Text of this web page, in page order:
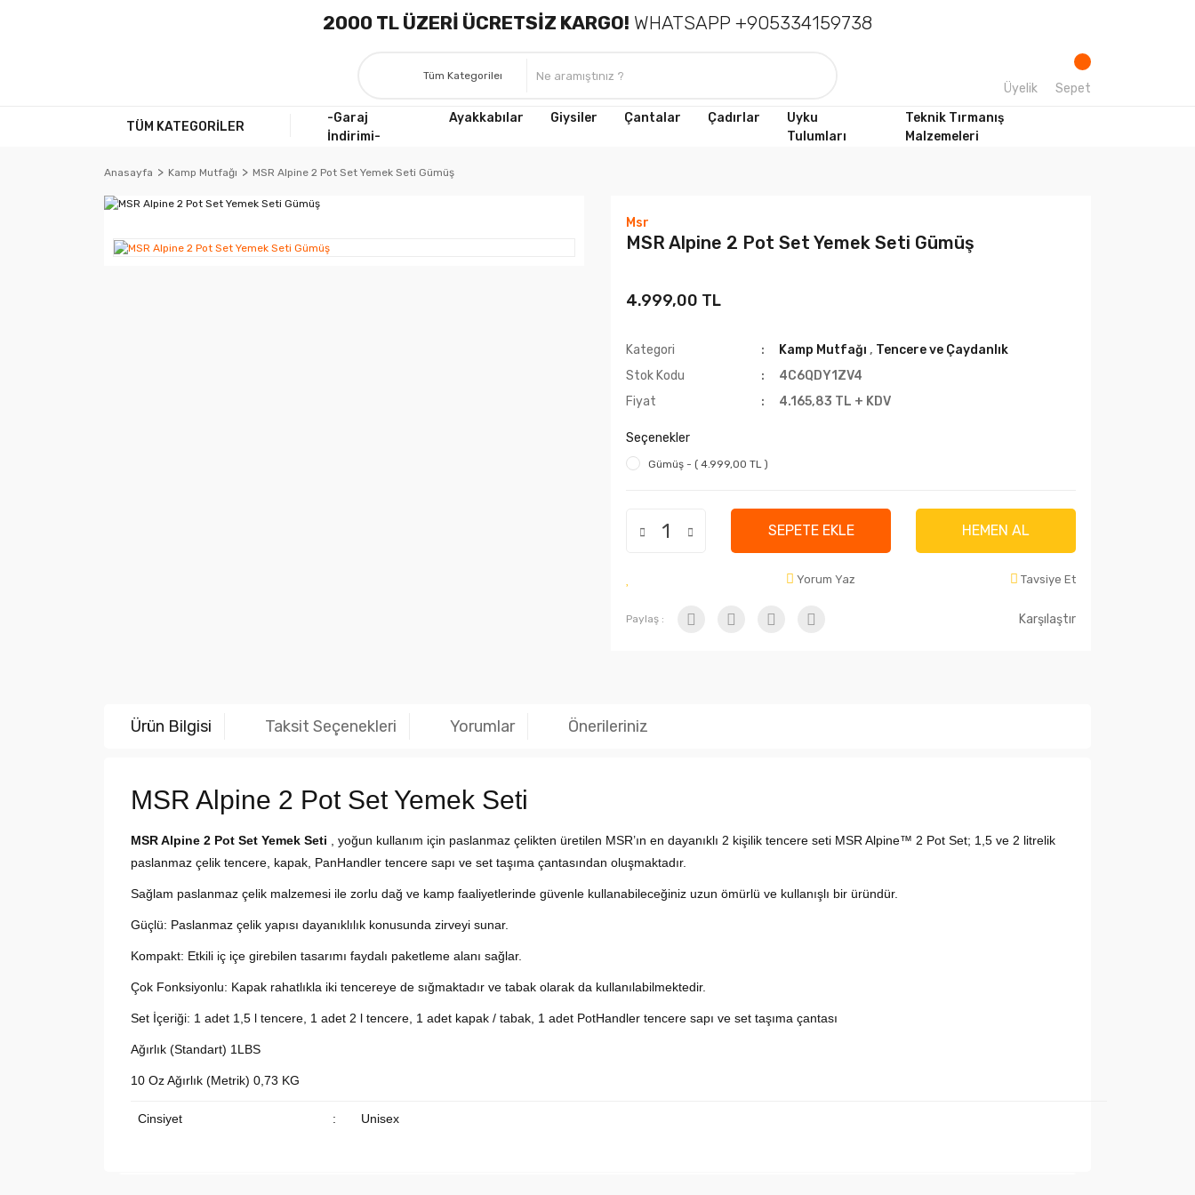
2000 TL ÜZERİ ÜCRETSİZ KARGO! WHATSAPP +905334159738
Üyelik Sepet
TÜM KATEGORİLER
-Garaj
İndirimi-
Ayakkabılar Giysiler Çantalar Çadırlar
Uyku
Tulumları
Teknik Tırmanış
Malzemeleri
Anasayfa Kamp Mutfağı MSR Alpine 2 Pot Set Yemek Seti Gümüş
Msr
MSR Alpine 2 Pot Set Yemek Seti Gümüş
4.999,00 TL
Kategori Kamp Mutfağı , Tencere ve Çaydanlık
Stok Kodu
4C6QDY1ZV4
Fiyat
4.165,83 TL + KDV
Seçenekler
Gümüş - ( 4.999,00 TL )
SEPETE EKLE HEMEN AL
Yorum Yaz Tavsiye Et
Paylaş : Karşılaştır
Ürün Bilgisi Taksit Seçenekleri Yorumlar Önerileriniz
MSR Alpine 2 Pot Set Yemek Seti
MSR Alpine 2 Pot Set Yemek Seti
, yoğun kullanım için paslanmaz çelikten üretilen MSR’ın en dayanıklı 2 kişilik tencere seti MSR Alpine™ 2 Pot Set; 1,5 ve 2 litrelik
paslanmaz çelik tencere, kapak, PanHandler tencere sapı ve set taşıma çantasından oluşmaktadır.
Sağlam paslanmaz çelik malzemesi ile zorlu dağ ve kamp faaliyetlerinde güvenle kullanabileceğiniz uzun ömürlü ve kullanışlı bir üründür.
Güçlü: Paslanmaz çelik yapısı dayanıklılık konusunda zirveyi sunar.
Kompakt: Etkili iç içe girebilen tasarımı faydalı paketleme alanı sağlar.
Çok Fonksiyonlu: Kapak rahatlıkla iki tencereye de sığmaktadır ve tabak olarak da kullanılabilmektedir.
Set İçeriği: 1 adet 1,5 l tencere, 1 adet 2 l tencere, 1 adet kapak / tabak, 1 adet PotHandler tencere sapı ve set taşıma çantası
Ağırlık (Standart) 1LBS
10 Oz Ağırlık (Metrik) 0,73 KG
Cinsiyet : Unisex